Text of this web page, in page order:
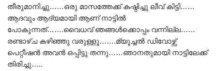
തീരുമാനിച്ചു……ഒരു മാസത്തേക്ക് കഷ്ഠിച്ചു ലീവ് കിട്ടി……
ആദവും ആദ്യമായി ആണ് നാട്ടിൽ
പോകുന്നത്…….വൈധവ് ഞങ്ങൾക്കൊപ്പം വന്നില്ല……
രണ്ടാഴ്ച കഴിഞ്ഞു വരുള്ളൂ…….മ്യൂച്ചൽ ഡിവോഴ്സ്
പെറ്റീഷൻ അവൻ ഒപ്പിട്ടു തന്നു……ഞാനതുമായി നാട്ടിലേക്ക്
തിരിച്ചു…..